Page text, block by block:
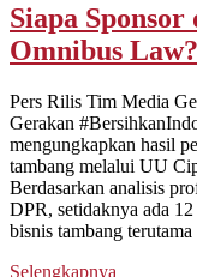
Siapa
Omnibus Law?
Pers Rilis Tim Media
Gerakan
mengungkapkan hasil
tambang melalui UU
Berdasarkan analisis
DPR, setidaknya ada
bisnis tambang
Selengkapnya